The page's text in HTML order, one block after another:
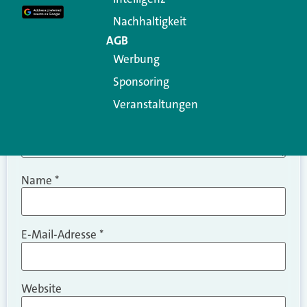
Kommentar
Name *
E-Mail-Adresse *
Website
Nachhaltigkeit
AGB
Werbung
Sponsoring
Veranstaltungen